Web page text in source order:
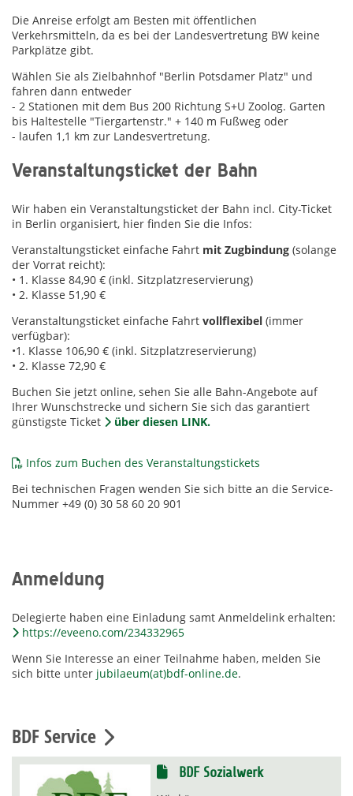
Die Anreise erfolgt am Besten mit öffentlichen
Verkehrsmitteln, da es bei der Landesvertretung BW keine
Parkplätze gibt.
Wählen Sie als Zielbahnhof "Berlin Potsdamer Platz" und
fahren dann entweder
- 2 Stationen mit dem Bus 200 Richtung S+U Zoolog. Garten
bis Haltestelle "Tiergartenstr." + 140 m Fußweg oder
- laufen 1,1 km zur Landesvertretung.
Veranstaltungsticket der Bahn
Wir haben ein Veranstaltungsticket der Bahn incl. City-Ticket
in Berlin organisiert, hier finden Sie die Infos:
Veranstaltungsticket einfache Fahrt mit Zugbindung (solange
der Vorrat reicht):
• 1. Klasse 84,90 € (inkl. Sitzplatzreservierung)
• 2. Klasse 51,90 €
Veranstaltungsticket einfache Fahrt vollflexibel (immer
verfügbar):
•1. Klasse 106,90 € (inkl. Sitzplatzreservierung)
• 2. Klasse 72,90 €
Buchen Sie jetzt online, sehen Sie alle Bahn-Angebote auf
Ihrer Wunschstrecke und sichern Sie sich das garantiert
günstigste Ticket
über diesen LINK.
Infos zum Buchen des Veranstaltungstickets
Bei technischen Fragen wenden Sie sich bitte an die Service-
Nummer +49 (0) 30 58 60 20 901
Anmeldung
Delegierte haben eine Einladung samt Anmeldelink erhalten:
https://eveeno.com/234332965
Wenn Sie Interesse an einer Teilnahme haben, melden Sie
sich bitte unter jubilaeum(at)bdf-online.de.
BDF Service
BDF Sozialwerk